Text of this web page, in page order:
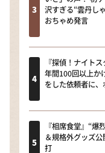
沢すぎる“雲丹し
おちゃめ発言
『探偵！ナイト
年間100回以上か
をした依頼者に
『相席食堂』“爆
＆規格外グッズ
打